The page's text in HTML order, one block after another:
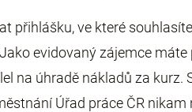
přihlášku, ve které
evidovaný zájemce máte
na úhradě nákladů za kurz.
Úřad práce ČR nikam